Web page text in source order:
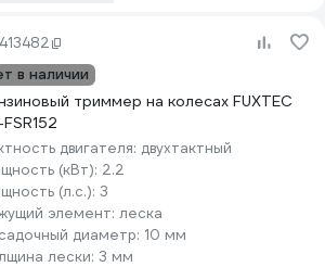
в наличии
триммер на колесах FUXTEC
двигателя: двухтактный
(кВт): 2.2
(л.с.): 3
элемент: леска
диаметр: 10 мм
лески: 3 мм